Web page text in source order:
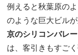
例えると秋葉原の
のような巨大ビル
京のシリコンバレー
は、客引きもすご